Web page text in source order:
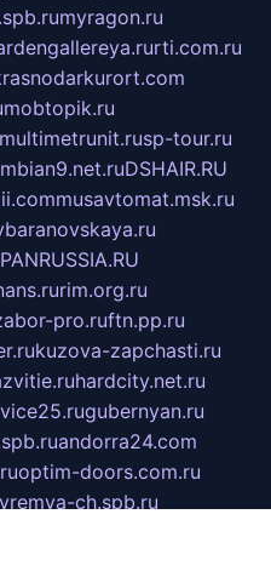
myragon.ru
rti.com.ru
mobtopik.ru
multimetrunit.rusp-tour.ru
DSHAIR.RU
musavtomat.msk.ru
rim.org.ru
pro.ruftn.pp.ru
kuzova-zapchasti.ru
hardcity.net.ru
gubernyan.ru
andorra24.com
optim-doors.com.ru
vremya-ch.spb.ru